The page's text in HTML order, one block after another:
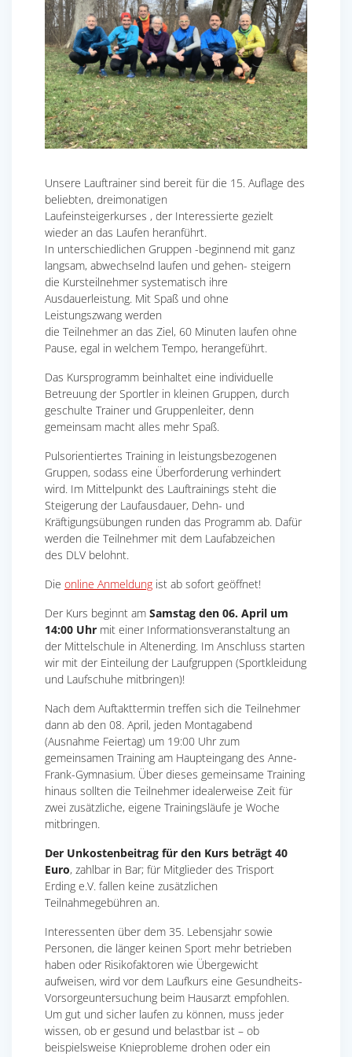
Unsere Lauftrainer sind bereit für die 15. Auflage des
beliebten, dreimonatigen
Laufeinsteigerkurses , der Interessierte gezielt
wieder an das Laufen heranführt.
In unterschiedlichen Gruppen -beginnend mit ganz
langsam, abwechselnd laufen und gehen- steigern
die Kursteilnehmer systematisch ihre
Ausdauerleistung. Mit Spaß und ohne
Leistungszwang werden
die Teilnehmer an das Ziel, 60 Minuten laufen ohne
Pause, egal in welchem Tempo, herangeführt.
Das Kursprogramm beinhaltet eine individuelle
Betreuung der Sportler in kleinen Gruppen, durch
geschulte Trainer und Gruppenleiter, denn
gemeinsam macht alles mehr Spaß.
Pulsorientiertes Training in leistungsbezogenen
Gruppen, sodass eine Überforderung verhindert
wird. Im Mittelpunkt des Lauftrainings steht die
Steigerung der Laufausdauer, Dehn- und
Kräftigungsübungen runden das Programm ab. Dafür
werden die Teilnehmer mit dem Laufabzeichen
des DLV belohnt.
Die online Anmeldung ist ab sofort geöffnet!
Der Kurs beginnt am Samstag den 06. April um
14:00 Uhr mit einer Informationsveranstaltung an
der Mittelschule in Altenerding. Im Anschluss starten
wir mit der Einteilung der Laufgruppen (Sportkleidung
und Laufschuhe mitbringen)!
Nach dem Auftakttermin treffen sich die Teilnehmer
dann ab den 08. April, jeden Montagabend
(Ausnahme Feiertag) um 19:00 Uhr zum
gemeinsamen Training am Haupteingang des Anne-
Frank-Gymnasium. Über dieses gemeinsame Training
hinaus sollten die Teilnehmer idealerweise Zeit für
zwei zusätzliche, eigene Trainingsläufe je Woche
mitbringen.
Der Unkostenbeitrag für den Kurs beträgt 40
Euro, zahlbar in Bar; für Mitglieder des Trisport
Erding e.V. fallen keine zusätzlichen
Teilnahmegebühren an.
Interessenten über dem 35. Lebensjahr sowie
Personen, die länger keinen Sport mehr betrieben
haben oder Risikofaktoren wie Übergewicht
aufweisen, wird vor dem Laufkurs eine Gesundheits-
Vorsorgeuntersuchung beim Hausarzt empfohlen.
Um gut und sicher laufen zu können, muss jeder
wissen, ob er gesund und belastbar ist – ob
beispielsweise Knieprobleme drohen oder ein